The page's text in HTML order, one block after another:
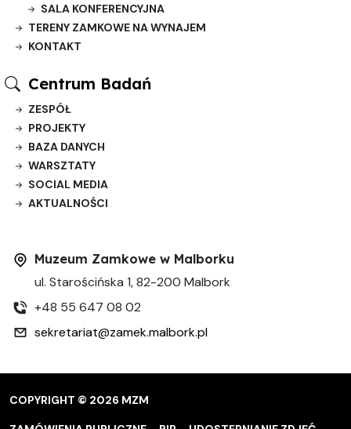
SALA KONFERENCYJNA
TERENY ZAMKOWE NA WYNAJEM
KONTAKT
Centrum Badań
ZESPÓŁ
PROJEKTY
BAZA DANYCH
WARSZTATY
SOCIAL MEDIA
AKTUALNOŚCI
Muzeum Zamkowe w Malborku
ul. Starościńska 1, 82-200 Malbork
+48 55 647 08 02
sekretariat@zamek.malbork.pl
COPYRIGHT © 2026 MZM